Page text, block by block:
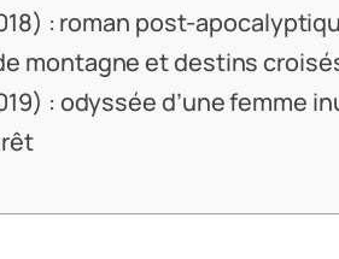
: roman post-
montagne et destins
: odyssée d’une femme